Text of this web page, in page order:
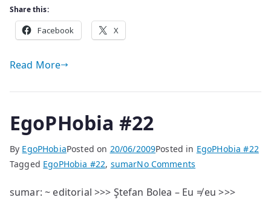
Share this:
Facebook X
Read More
EgoPHobia #22
By EgoPHobiaPosted on 20/06/2009Posted in EgoPHobia #22
Tagged EgoPHobia #22, sumarNo Comments
#22
sumar: ~ editorial >>> Ştefan Bolea – Eu ≠ eu >>>